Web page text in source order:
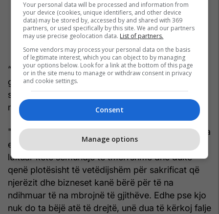
“Ky ishte një gabim serioz dhe i pafalshëm i
gjykimit. Duke pasur parasysh kufizimet, e kuptoj
sa të papërgjegjshme ishin këto veprime dhe
marr përgjegjësinë e plotë”.
"Ndihem veçanërisht në siklet duke ditur nga dora
e parë se sa shumë njerëz kanë punuar për të
luftuar këtë sëmundje të tmerrshme dhe duke
qenë plotësisht të vetëdijshëm për sakrificat që
njerëzit dhe bizneset kanë bërë për të na
ndihmuar të na mbrojnë të gjithëve. Edhe pse kjo
nuk do ta bëjë atë të drejtë, unë dua të kërkoj falje
Your personal data will be processed and information from
your device (cookies, unique identifiers, and other device
data) may be stored by, accessed by and shared with 369
partners, or used specifically by this site. We and our partners
may use precise geolocation data. List of partners.
Some vendors may process your personal data on the basis
of legitimate interest, which you can object to by managing
your options below. Look for a link at the bottom of this page
or in the site menu to manage or withdraw consent in privacy
and cookie settings.
Consent
Manage options